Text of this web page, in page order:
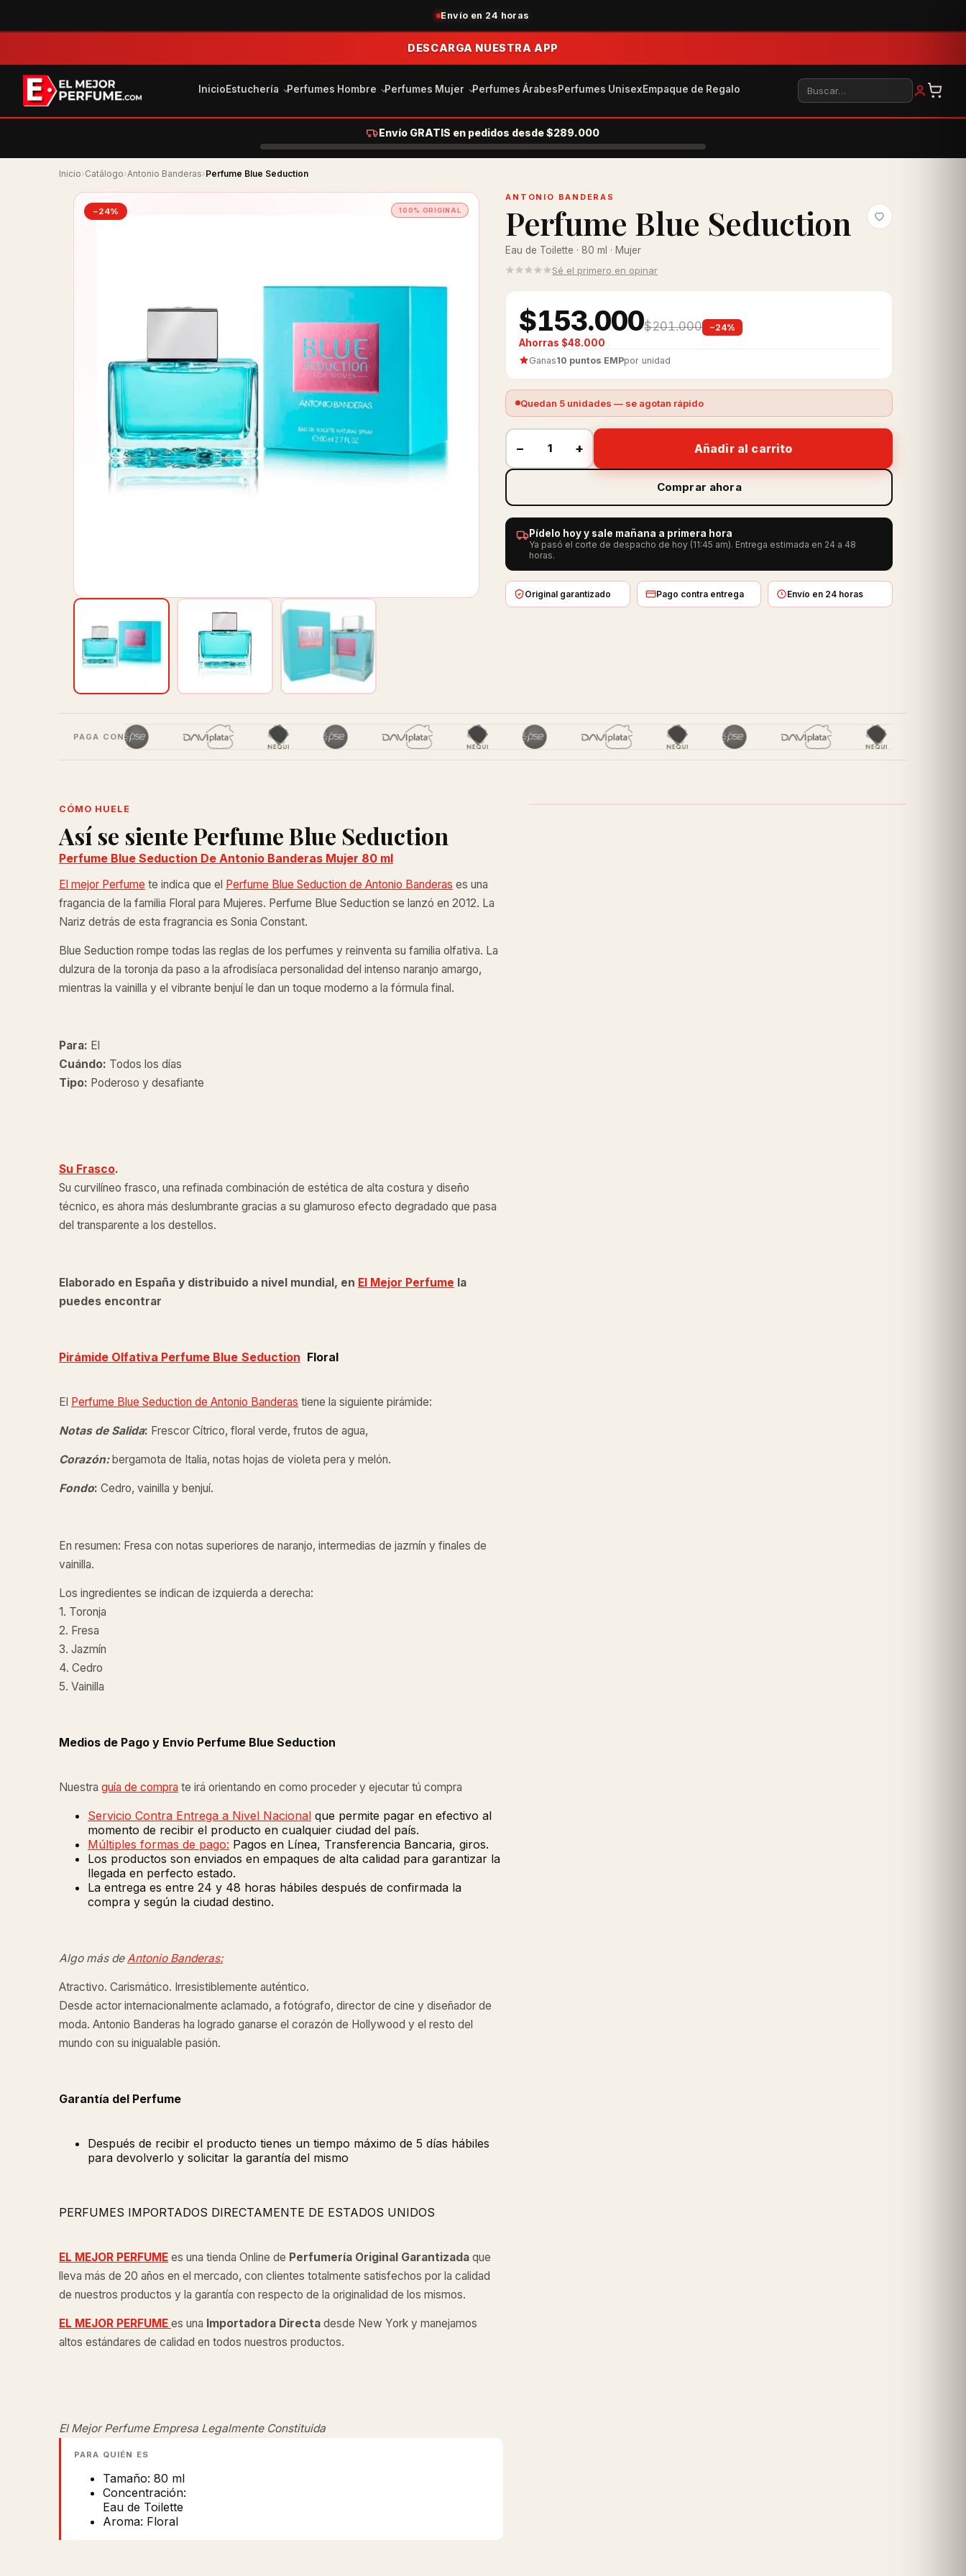
+30 años en el mercado
DESCARGA NUESTRA APP
InicioEstuchería Perfumes Hombre Perfumes Mujer Perfumes ÁrabesPerfumes UnisexEmpaque de Regalo Buscar
Envío GRATIS en pedidos desde $289.000
Inicio›Catálogo›Antonio Banderas›Perfume Blue Seduction
−24% 100% ORIGINAL
ANTONIO BANDERAS
Perfume Blue Seduction
Eau de Toilette · 80 ml · Mujer
Sé el primero en opinar
$153.000$201.000 −24%
Ahorras $48.000
Ganas10 puntos EMPpor unidad
Quedan 5 unidades — se agotan rápido
− + Añadir al carrito
Comprar ahora
Pídelo hoy y sale mañana a primera hora
Ya pasó el corte de despacho de hoy (11:45 am). Entrega estimada en 24 a 48
horas.
Original garantizado Pago contra entrega Envío en 24 horas
PAGA CON
CÓMO HUELE
Así se siente Perfume Blue Seduction
Perfume Blue Seduction De Antonio Banderas Mujer 80 ml
El mejor Perfume te indica que el Perfume Blue Seduction de Antonio Banderas es una
fragancia de la familia Floral para Mujeres. Perfume Blue Seduction se lanzó en 2012. La
Nariz detrás de esta fragrancia es Sonia Constant.
Blue Seduction rompe todas las reglas de los perfumes y reinventa su familia olfativa. La
dulzura de la toronja da paso a la afrodisíaca personalidad del intenso naranjo amargo,
mientras la vainilla y el vibrante benjuí le dan un toque moderno a la fórmula final.
Para: El
Cuándo: Todos los días
Tipo: Poderoso y desafiante
Su Frasco.
Su curvilíneo frasco, una refinada combinación de estética de alta costura y diseño
técnico, es ahora más deslumbrante gracias a su glamuroso efecto degradado que pasa
del transparente a los destellos.
Elaborado en España y distribuido a nivel mundial, en El Mejor Perfume la
puedes encontrar
Pirámide Olfativa Perfume Blue Seduction Floral
El Perfume Blue Seduction de Antonio Banderas tiene la siguiente pirámide:
Notas de Salida: Frescor Cítrico, floral verde, frutos de agua,
Corazón:bergamota de Italia, notas hojas de violeta pera y melón.
Fondo: Cedro, vainilla y benjuí.
En resumen: Fresa con notas superiores de naranjo, intermedias de jazmín y finales de
vainilla.
Los ingredientes se indican de izquierda a derecha:
1. Toronja
2. Fresa
3. Jazmín
4. Cedro
5. Vainilla
Medios de Pago y Envío Perfume Blue Seduction
Nuestra guía de compra te irá orientando en como proceder y ejecutar tú compra
Servicio Contra Entrega a Nivel Nacional que permite pagar en efectivo al
momento de recibir el producto en cualquier ciudad del país.
Múltiples formas de pago: Pagos en Línea, Transferencia Bancaria, giros.
Los productos son enviados en empaques de alta calidad para garantizar la
llegada en perfecto estado.
La entrega es entre 24 y 48 horas hábiles después de confirmada la
compra y según la ciudad destino.
Algo más deAntonio Banderas:
Atractivo. Carismático. Irresistiblemente auténtico.
Desde actor internacionalmente aclamado, a fotógrafo, director de cine y diseñador de
moda. Antonio Banderas ha logrado ganarse el corazón de Hollywood y el resto del
mundo con su inigualable pasión.
Garantía del Perfume
Después de recibir el producto tienes un tiempo máximo de 5 días hábiles
para devolverlo y solicitar la garantía del mismo
PERFUMES IMPORTADOS DIRECTAMENTE DE ESTADOS UNIDOS
EL MEJOR PERFUME es una tienda Online de Perfumería Original Garantizada que
lleva más de 20 años en el mercado, con clientes totalmente satisfechos por la calidad
de nuestros productos y la garantía con respecto de la originalidad de los mismos.
EL MEJOR PERFUME es una Importadora Directa desde New York y manejamos
altos estándares de calidad en todos nuestros productos.
El Mejor Perfume Empresa Legalmente Constituida
PARA QUIÉN ES
Tamaño: 80 ml
Concentración:
Eau de Toilette
Aroma: Floral